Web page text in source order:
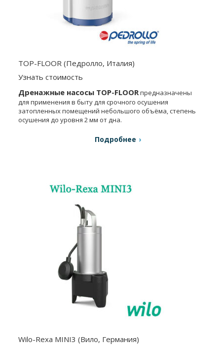
TOP-FLOOR (Педролло, Италия)
Узнать стоимость
Дренажные насосы TOP-FLOORпредназначены
для применения в быту для срочного осушения
затопленных помещений небольшого объёма, степень
осушения до уровня 2 мм от дна.
Подробнее
Wilo-Rexa MINI3 (Вило, Германия)